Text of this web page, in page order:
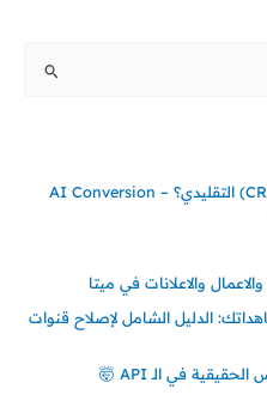
لماذا يفشل تحسين معدل التحويل (CRO) التقليدي؟ – AI Conversion
والاعلانات في ميتا
الدليل الشامل لإصلاح قنوات